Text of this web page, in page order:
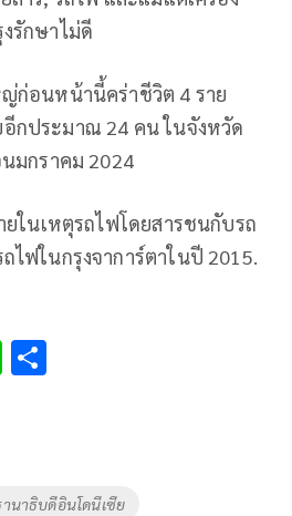
รักษาไม่ดี
ก่อนหน้านี้คร่าชีวิต 4 ราย
กประมาณ 24 คน ในจังหวัด
มกราคม 2024
ยในเหตุรถไฟโดยสารชนกับรถ
ไฟในกรุงจาการ์ตาในปี 2015.
Li
นาธิบดีอินโดนีเซีย